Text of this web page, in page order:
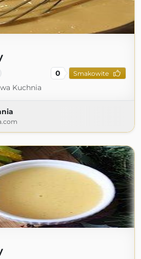
0 Smakowite
Kuchnia